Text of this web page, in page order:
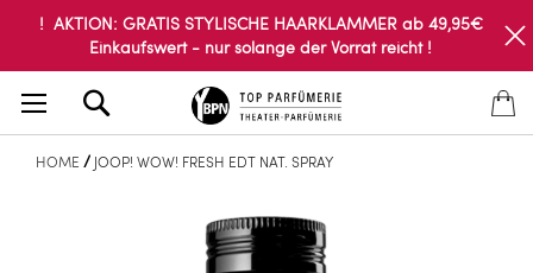
! AKTION: GRATIS STYLISCHE HAARKLAMMER ab 49,95€
Einkaufswert - nur solange der Vorrat reicht !
HOME JOOP! WOW! FRESH EDT NAT. SPRAY